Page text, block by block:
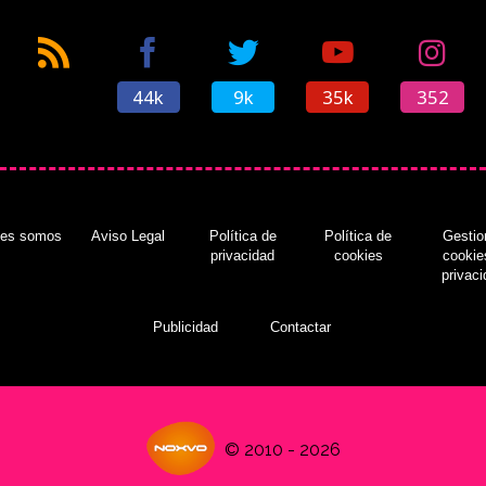
44k 9k 35k 352
somos Aviso Legal
Política de
privacidad
Política de
cookies
Publicidad Contactar
© 2010 - 2026